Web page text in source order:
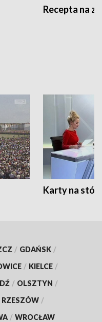
Recepta na
Karty na
/ GDAŃSK /
/ KIELCE /
/ OLSZTYN /
RZESZÓW /
/ WROCŁAW